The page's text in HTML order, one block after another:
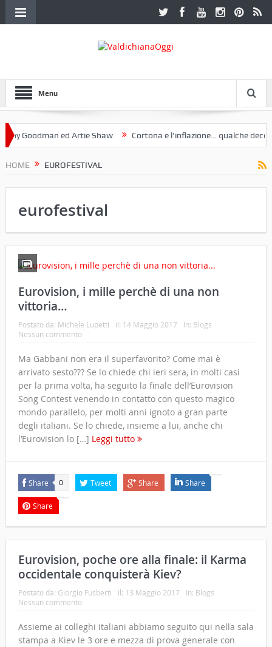
Menu
ed Artie Shaw Cortona e l’inflazione… qualche decennio fa
HOME EUROFESTIVAL
eurofestival
Eurovision, i mille perchè di una non
vittoria…
Postato da: Michele Lupetti il: 14 Maggio 2017 In: Blogs
Nessun commento
Ma Gabbani non era il superfavorito? Come mai è
arrivato sesto??? Se lo chiede chi ieri sera, in molti casi
per la prima volta, ha seguito la finale dell’Eurovision
Song Contest venendo in contatto con questo magico
mondo parallelo, per molti anni ignoto a gran parte
degli italiani. Se lo chiede, insieme a lui, anche chi
l’Eurovision lo […] Leggi tutto
Share 0 Tweet Share Share
Share
Eurovision, poche ore alla finale: il Karma
occidentale conquisterà Kiev?
Postato da: Giorgio Fusberti il: 13 Maggio 2017 In: Blogs
Nessun commento
Assieme ai colleghi italiani abbiamo seguito qui nella sala
stampa a Kiev le 3 ore e mezza di prova generale con